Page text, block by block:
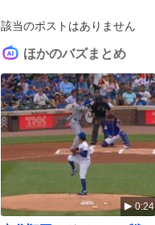
該当のポストはありません
ほかのバズまとめ
0:24